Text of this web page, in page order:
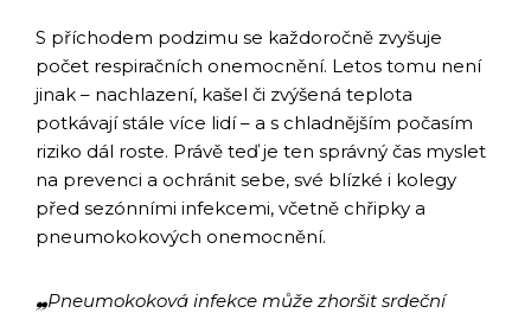
S příchodem podzimu se každoročně zvyšuje
počet respiračních onemocnění. Letos tomu není
jinak – nachlazení, kašel či zvýšená teplota
potkávají stále více lidí – a s chladnějším počasím
riziko dál roste. Právě teď je ten správný čas myslet
na prevenci a ochránit sebe, své blízké i kolegy
před sezónními infekcemi, včetně chřipky a
pneumokokových onemocnění.
❠Pneumokoková infekce může zhoršit srdeční